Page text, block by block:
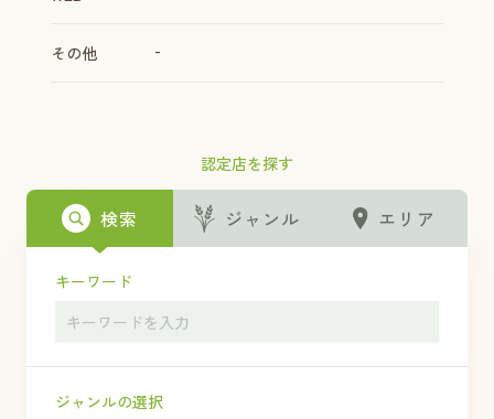
認定店を探す
検索 ジャンル エリア
キーワード
ジャンルの選択
その他 -